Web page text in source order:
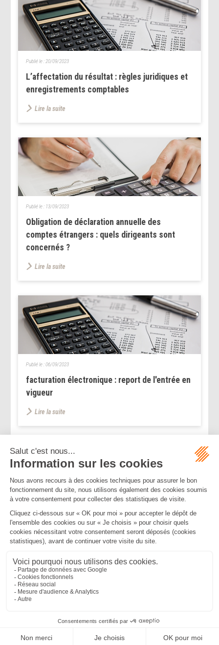
L’affectation du résultat : règles juridiques et
enregistrements comptables
Publié le : 20/09/2023
Lire la suite
Obligation de déclaration annuelle des
comptes étrangers : quels dirigeants sont
concernés ?
Publié le : 13/09/2023
Lire la suite
facturation électronique : report de l'entrée en
vigueur
Publié le :06/09/2023
Lire la suite
<< < ...
>>
Mentions légalesPolitique de confidentialitéPolitique de cookies
Plan du site
MBA ET ASSOCIÉS
235 Rue Helene Boucher, 34170 CASTELNAU LE LEZ
Bureau secondaire à Cannes
SEPTEO DIGITAL & SERVICES © 2022